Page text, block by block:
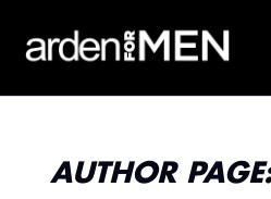
AUTHOR